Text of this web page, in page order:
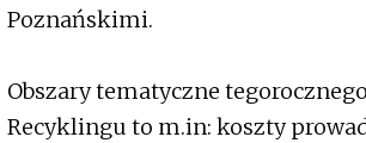
Poznańskimi.
Obszary tematyczne
Recyklingu to m.in: koszty